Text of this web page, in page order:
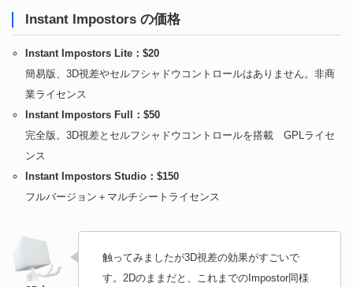
Instant Impostors の価格
Instant Impostors Lite：$20
簡易版、3D視差やセルフシャドウコントロールはありません。非商
業ライセンス
Instant Impostors Full：$50
完全版。3D視差とセルフシャドウコントロールを搭載 GPLライセ
ンス
Instant Impostors Studio：$150
フルバージョン＋マルチシートライセンス
触ってみましたが3D視差の効果がすごいで
す。2Dのままだと、これまでのImpostor同様